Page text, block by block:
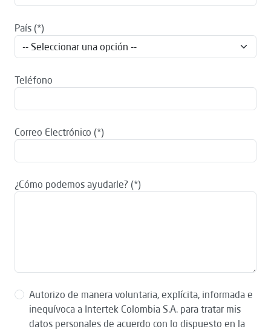
País
Teléfono
Correo Electrónico
¿Cómo podemos ayudarle?
Autorizo de manera voluntaria, explícita, informada e
inequívoca a Intertek Colombia S.A. para tratar mis
datos personales de acuerdo con lo dispuesto en la